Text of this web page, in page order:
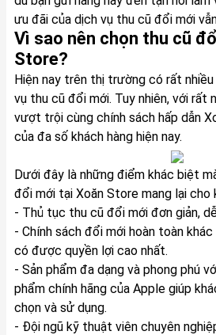
ưu đãi của dịch vụ thu cũ đổi mới
Vì sao nên chọn thu cũ
Store?
Hiện nay trên thị trường có rất
vụ thu cũ đổi mới. Tuy nhiên, với rất
vượt trội cùng chính sách hấp dẫn
của đa số khách hàng hiện nay.
Dưới đây là những điểm khác biệt
đổi mới tại Xoăn Store mang lại cho
- Thủ tục thu cũ đổi mới đơn giản,
- Chính sách đổi mới hoàn toàn
có được quyền lợi cao nhất.
- Sản phẩm đa dạng và phong phú
phẩm chính hãng của Apple giúp
chọn và sử dụng.
- Đội ngũ kỹ thuật viên chuyên